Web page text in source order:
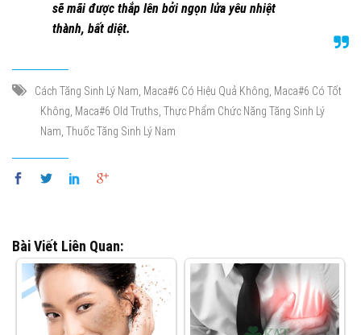
sẽ mãi được thắp lên bởi ngọn lửa yêu nhiệt
thành, bất diệt.
Cách Tăng Sinh Lý Nam, Maca#6 Có Hiệu Quả Không, Maca#6 Có Tốt
Không, Maca#6 Old Truths, Thực Phẩm Chức Năng Tăng Sinh Lý
Nam, Thuốc Tăng Sinh Lý Nam
Bài Viết Liên Quan: